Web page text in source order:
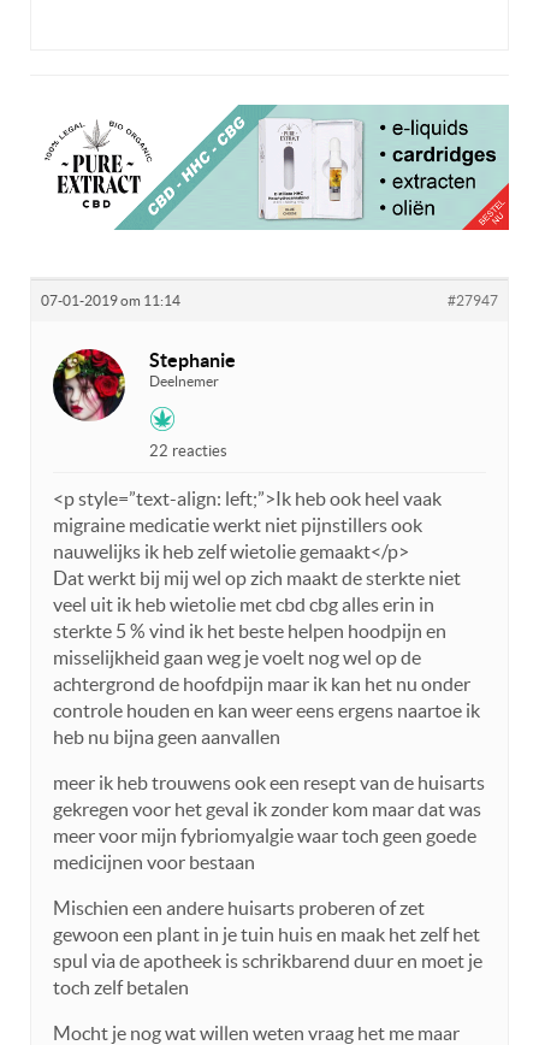
07-01-2019 om 11:14 #27947
Stephanie
Deelnemer
22 reacties
<p style=”text-align: left;”>Ik heb ook heel vaak
migraine medicatie werkt niet pijnstillers ook
nauwelijks ik heb zelf wietolie gemaakt</p>
Dat werkt bij mij wel op zich maakt de sterkte niet
veel uit ik heb wietolie met cbd cbg alles erin in
sterkte 5 % vind ik het beste helpen hoodpijn en
misselijkheid gaan weg je voelt nog wel op de
achtergrond de hoofdpijn maar ik kan het nu onder
controle houden en kan weer eens ergens naartoe ik
heb nu bijna geen aanvallen
meer ik heb trouwens ook een resept van de huisarts
gekregen voor het geval ik zonder kom maar dat was
meer voor mijn fybriomyalgie waar toch geen goede
medicijnen voor bestaan
Mischien een andere huisarts proberen of zet
gewoon een plant in je tuin huis en maak het zelf het
spul via de apotheek is schrikbarend duur en moet je
toch zelf betalen
Mocht je nog wat willen weten vraag het me maar